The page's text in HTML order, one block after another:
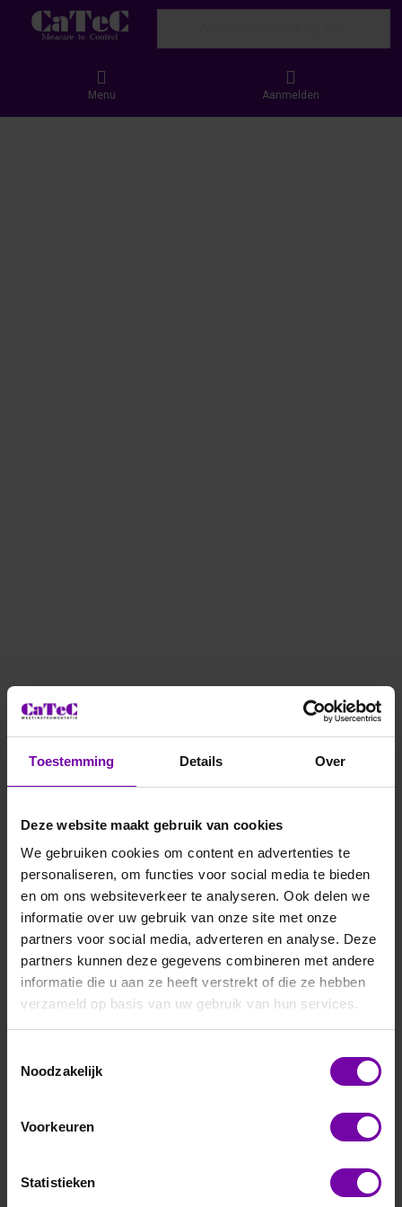
Toestemming Details Over
Deze website maakt gebruik van cookies
We gebruiken cookies om content en advertenties te
personaliseren, om functies voor social media te bieden
en om ons websiteverkeer te analyseren. Ook delen we
informatie over uw gebruik van onze site met onze
partners voor social media, adverteren en analyse. Deze
partners kunnen deze gegevens combineren met andere
informatie die u aan ze heeft verstrekt of die ze hebben
verzameld op basis van uw gebruik van hun services.
Noodzakelijk
Voorkeuren
Statistieken
Menu Aanmelden
Thies
4.9110.00.061
De 4.9110.00.061 – Clima Sensor D – is een
multifunctionele, compacte weersensor die meerdere
omgevingsparameters meet en geschikt is voor
gebouwbeheer, tuinbouw en industriële toepassingen.
Windsnelheid (cup-anemometer)
Schemering